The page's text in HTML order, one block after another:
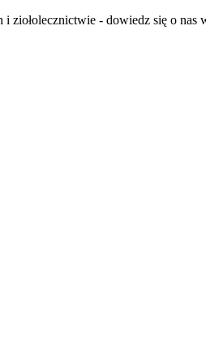
i ziołolecznictwie - dowiedz się o